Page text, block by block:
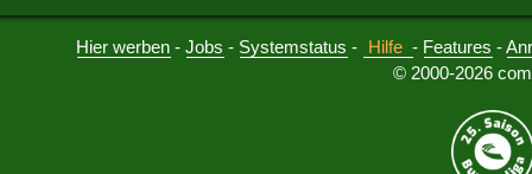
Hier werben -Jobs - Systemstatus - Hilfe - Features -
© 2000-2026